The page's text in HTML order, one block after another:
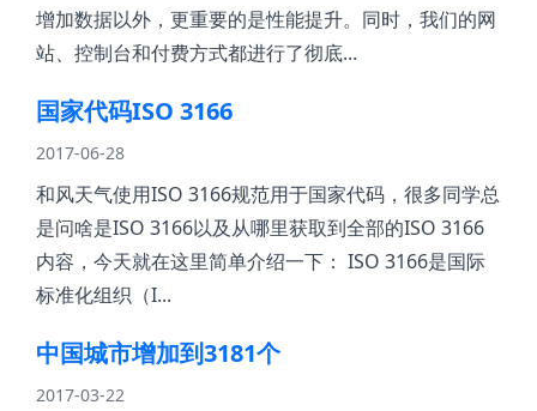
增加数据以外，更重要的是性能提升。同时，我们的网
站、控制台和付费方式都进行了彻底...
国家代码ISO 3166
2017-06-28
和风天气使用ISO 3166规范用于国家代码，很多同学总
是问啥是ISO 3166以及从哪里获取到全部的ISO 3166
内容，今天就在这里简单介绍一下： ISO 3166是国际
标准化组织（I...
中国城市增加到3181个
2017-03-22